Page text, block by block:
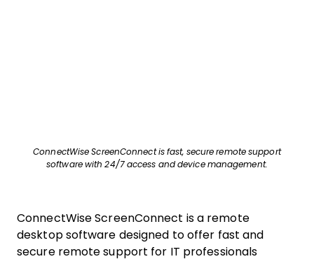
ConnectWise ScreenConnect is fast, secure remote support
software with 24/7 access and device management.
ConnectWise ScreenConnect is a remote
desktop software designed to offer fast and
secure remote support for IT professionals